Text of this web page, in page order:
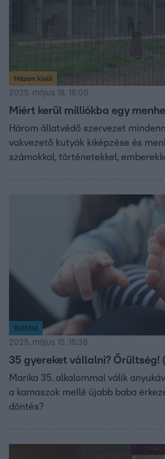
Házon kívül
2025. május 18. 18:00
Miért kerül milliókba egy
Három állatvédő szervezet
vakvezető kutyák kiképzése és
számokkal, történetekkel,
Belföld
2025. május 15. 15:38
35 gyereket vállalni? Őrültség!
Marika 35. alkalommal válik
a kamaszok mellé újabb baba
döntés?